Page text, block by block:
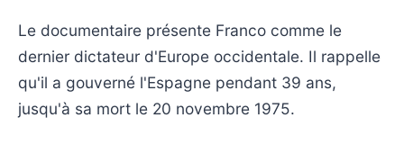
Le documentaire présente Franco comme le
dernier dictateur d'Europe occidentale. Il rappelle
qu'il a gouverné l'Espagne pendant 39 ans,
jusqu'à sa mort le 20 novembre 1975.